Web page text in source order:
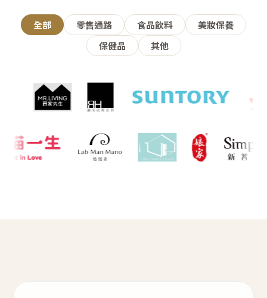
全部 零售通路 食品飲料
美妝保養
保健品
其他